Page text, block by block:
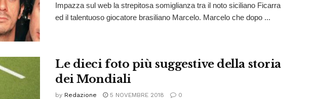
Impazza sul web la strepitosa somiglianza tra il noto siciliano Ficarra
ed il talentuoso giocatore brasiliano Marcelo. Marcelo che dopo ...
Le dieci foto più suggestive della storia
dei Mondiali
by Redazione 5 NOVEMBRE 2018 0